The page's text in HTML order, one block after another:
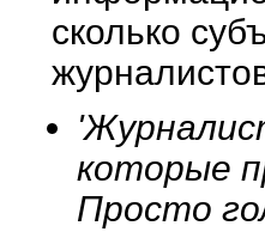
сколько
которые
Просто